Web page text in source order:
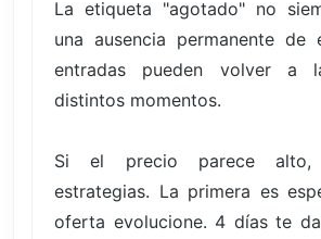
La etiqueta "agotado" no
una ausencia permanente de
entradas pueden volver a
distintos momentos.
Si el precio parece alto,
estrategias. La primera es
oferta evolucione. 4 días te